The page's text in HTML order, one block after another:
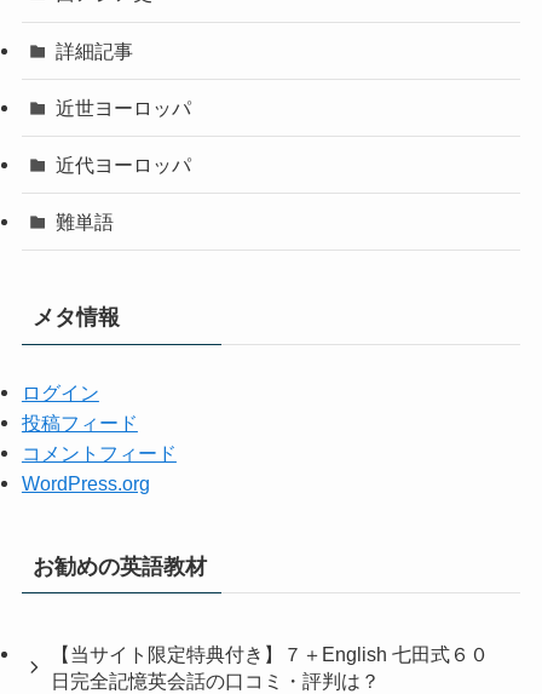
詳細記事
近世ヨーロッパ
近代ヨーロッパ
難単語
メタ情報
ログイン
投稿フィード
コメントフィード
WordPress.org
お勧めの英語教材
【当サイト限定特典付き】７＋English 七田式６０
日完全記憶英会話の口コミ・評判は？